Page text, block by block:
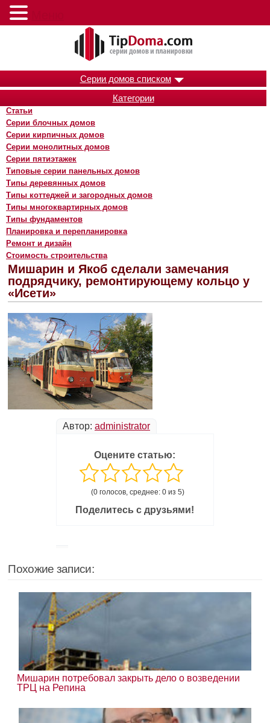
Серии домов списком
Категории
Статьи
Серии блочных домов
Серии кирпичных домов
Серии монолитных домов
Серии пятиэтажек
Типовые серии панельных домов
Типы деревянных домов
Типы коттеджей и загородных домов
Типы многоквартирных домов
Типы фундаментов
Планировка и перепланировка
Ремонт и дизайн
Стоимость строительства
Мишарин и Якоб сделали замечания
подрядчику, ремонтирующему кольцо у
«Исети»
Автор: administrator
Оцените статью:
(0 голосов, среднее: 0 из 5)
Поделитесь с друзьями!
Похожие записи:
Мишарин потребовал закрыть дело о возведении
ТРЦ на Репина